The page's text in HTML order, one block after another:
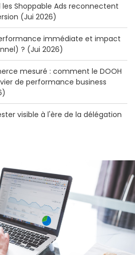
les Shoppable Ads reconnectent
(Jui 2026)
immédiate et impact
? (Jui 2026)
mesuré : comment le DOOH
de performance business
visible à l'ère de la délégation